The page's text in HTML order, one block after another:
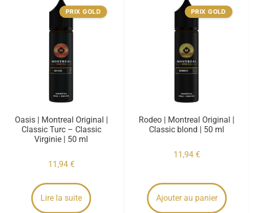
PRIX GOLD
Oasis | Montreal Original |
Classic Turc – Classic
Virginie | 50 ml
11,94 €
Lire la suite
PRIX GOLD
Rodeo | Montreal Original |
Classic blond | 50 ml
11,94 €
Ajouter au panier